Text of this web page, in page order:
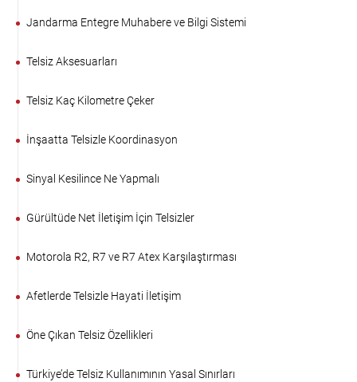
Jandarma Entegre Muhabere ve Bilgi Sistemi
Telsiz Aksesuarları
Telsiz Kaç Kilometre Çeker
İnşaatta Telsizle Koordinasyon
Sinyal Kesilince Ne Yapmalı
Gürültüde Net İletişim İçin Telsizler
Motorola R2, R7 ve R7 Atex Karşılaştırması
Afetlerde Telsizle Hayati İletişim
Öne Çıkan Telsiz Özellikleri
Türkiye’de Telsiz Kullanımının Yasal Sınırları